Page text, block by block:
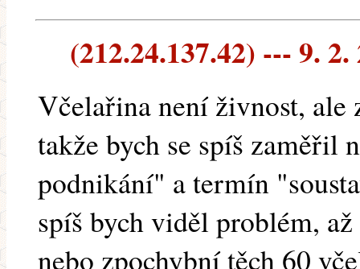
(212.24.137.42) --- 9. 2.
Včelařina není živnost, ale
takže bych se spíš zaměřil
podnikání" a termín
spíš bych viděl problém,
nebo zpochybní těch 60